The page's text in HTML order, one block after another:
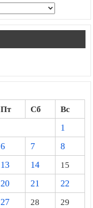
Пт Сб
Вс
1
6 7
8
13 14
15
20 21
22
27 28
29